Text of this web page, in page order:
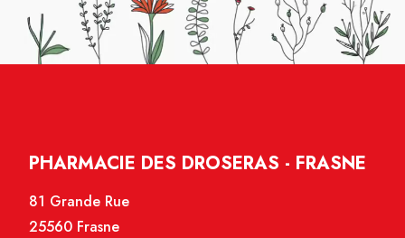
PHARMACIE DES DROSERAS - FRASNE
81 Grande Rue
25560 Frasne